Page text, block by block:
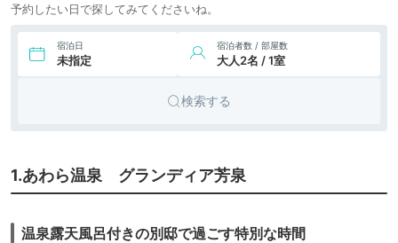
9.オーシャンリゾート
ホテル＆スパ うみ
icotto 楽天トラベル
ホテル
三国オーシャンリ
8,816円〜 8,800円〜
予約したい日で探してみてくださいね。
宿泊日
未指定
宿泊者数 / 部屋数
大人2名 / 1室
検索する
1.あわら温泉 グランディア芳泉
温泉露天風呂付きの別邸で過ごす特別な時間